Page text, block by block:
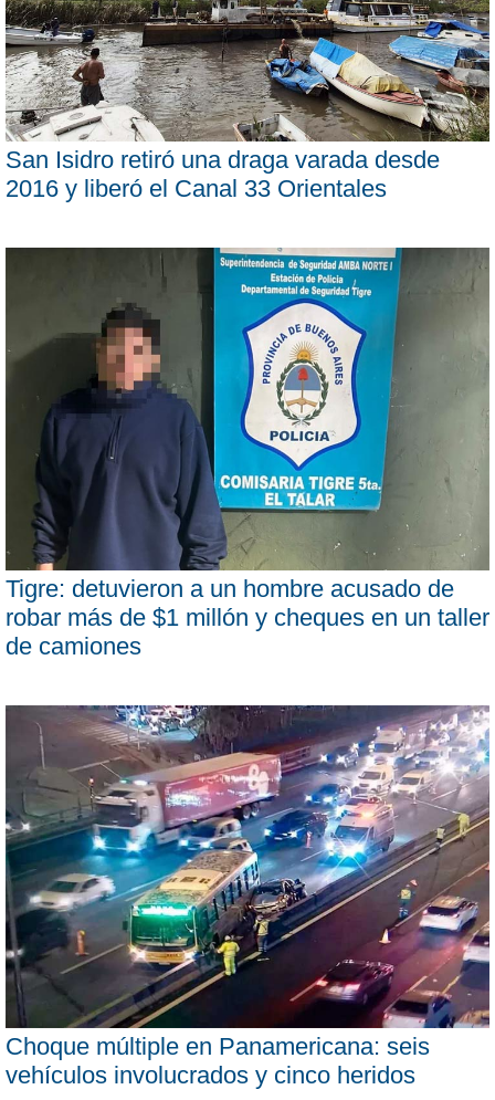
San Isidro retiró una draga varada desde
2016 y liberó el Canal 33 Orientales
Tigre: detuvieron a un hombre acusado de
robar más de $1 millón y cheques en un taller
de camiones
Choque múltiple en Panamericana: seis
vehículos involucrados y cinco heridos